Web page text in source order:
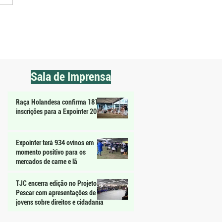
Sala de Imprensa
Raça Holandesa confirma 181
inscrições para a Expointer 2026
Expointer terá 934 ovinos em
momento positivo para os
mercados de carne e lã
TJC encerra edição no Projeto
Pescar com apresentações de
jovens sobre direitos e cidadania